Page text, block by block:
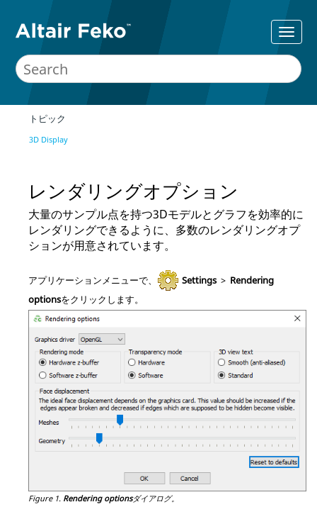
トピック
3D Display
レンダリングオプション
大量のサンプル点を持つ3Dモデルとグラフを効率的に
レンダリングできるように、多数のレンダリングオプ
ションが用意されています。
アプリケーションメニューで、 Settings > Rendering
optionsをクリックします。
Figure 1. Rendering optionsダイアログ。